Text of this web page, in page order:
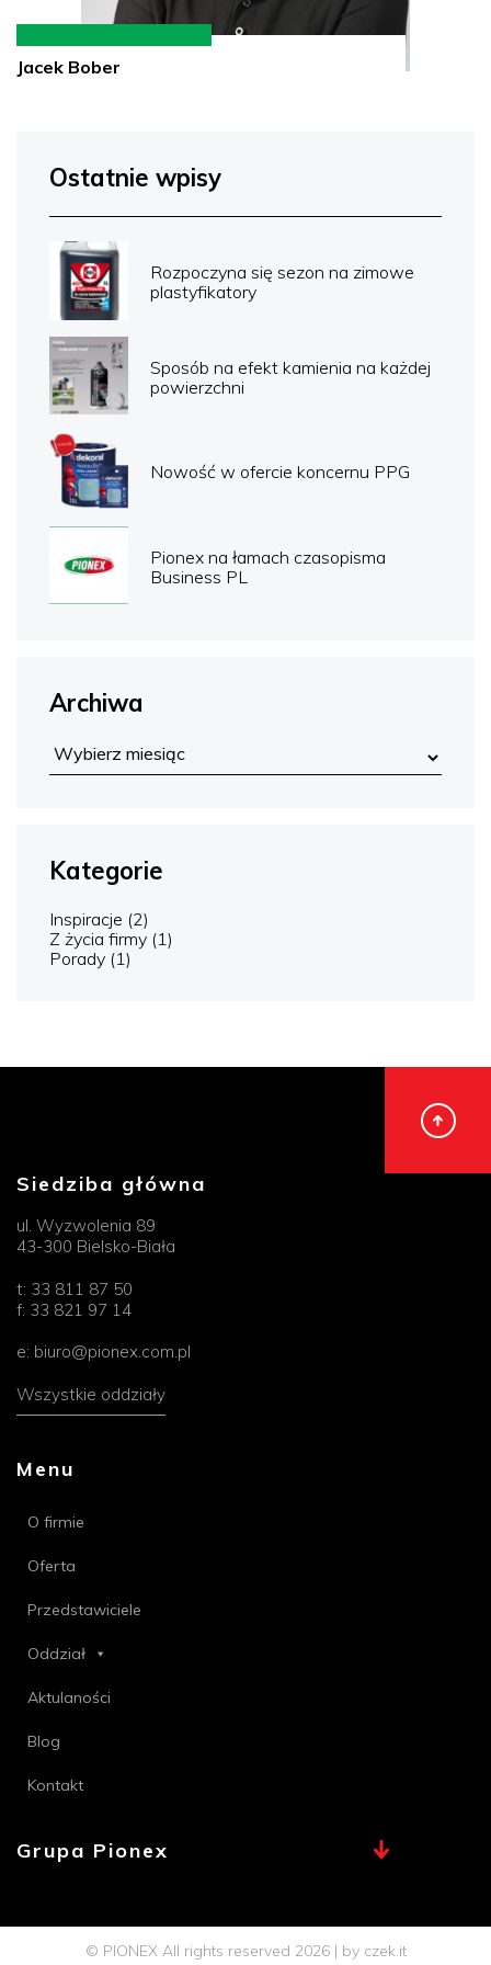
Jacek Bober
Ostatnie wpisy
Rozpoczyna się sezon na zimowe
plastyfikatory
Sposób na efekt kamienia na każdej
powierzchni
Nowość w ofercie koncernu PPG
Pionex na łamach czasopisma
Business PL
Archiwa
Kategorie
Inspiracje (2)
Z życia firmy (1)
Porady (1)
Siedziba główna
ul. Wyzwolenia 89
43-300 Bielsko-Biała
t: 33 811 87 50
f: 33 821 97 14
e: biuro@pionex.com.pl
Wszystkie oddziały
Menu
O firmie
Oferta
Przedstawiciele
Oddział
Aktulaności
Blog
Kontakt
Grupa Pionex
Chemia Bielsko
Profi PSB© PIONEX All rights reserved 2026 | by czek.it